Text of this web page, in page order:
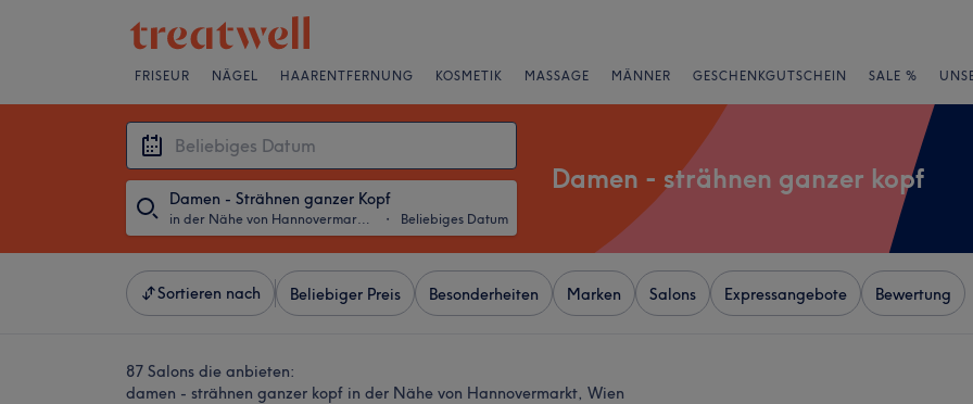
FRISEUR NÄGEL HAARENTFERNUNG KOSMETIK MASSAGE MÄNNER GESCHENKGUTSCHEIN SALE %
Damen - Strähnen ganzer Kopf
in der Nähe von Hannovermarkt, Wien ・ Beliebiges Datum
Damen - strähnen ganzer kopf
Sortieren nach Beliebiger Preis Besonderheiten Marken Salons Expressangebote Bewertung
87 Salons die anbieten:
damen - strähnen ganzer kopf in der Nähe von Hannovermarkt, Wien